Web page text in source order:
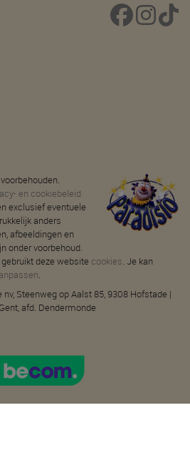
en cookiebeleid
exclusief eventuele
anders
afbeeldingen en
onder voorbehoud.
deze website cookies. Je kan
.
Steenweg op Aalst 85, 9308 Hofstade |
afd. Dendermonde